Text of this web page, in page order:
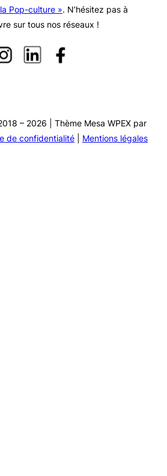
Pop-culture ». N’hésitez pas à
sur tous nos réseaux !
– 2026 | Thème Mesa WPEX par
de confidentialité Mentions légales